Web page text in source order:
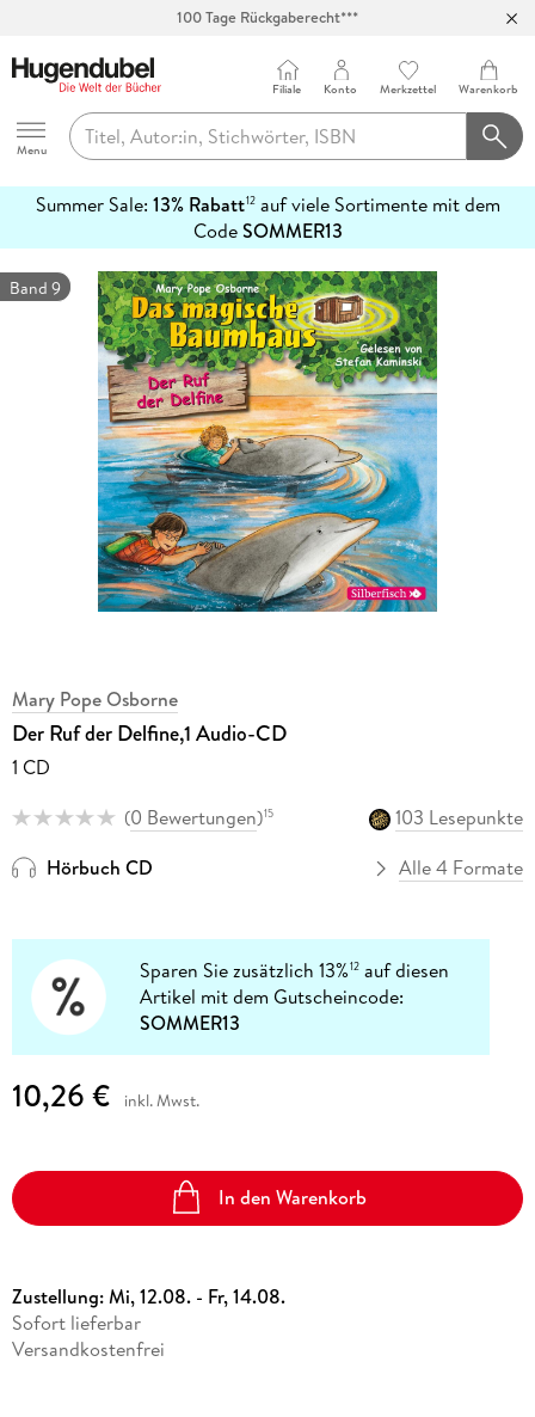
Hugendubel
Menu
Filiale Konto Merkzettel Warenkorb
Summer Sale: 13% Rabatt12auf viele Sortimente mit dem
CodeSOMMER13
erfahren
Band 9
Mary Pope Osborne
Der Ruf der Delfine,1 Audio-CD
1 CD
(0 Bewertungen)15
103 Lesepunkte
Hörbuch CD
Alle 4 Formate
Sparen Sie zusätzlich 13%12 auf diesen
Artikel mit dem Gutscheincode:
SOMMER13
10,26 € inkl. Mwst.
In den Warenkorb
Zustellung:Mi, 12.08. - Fr, 14.08.
Sofort lieferbar
Versandkostenfrei